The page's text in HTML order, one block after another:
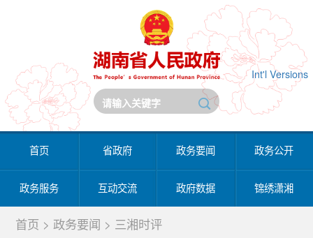
Int'l Versions
首页 省政府 政务要闻 政务公开
政务服务 互动交流 政府数据 锦绣潇湘
首页 > 政务要闻 > 三湘时评